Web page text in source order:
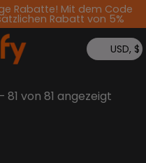
USD, $
81 von 81 angezeigt
Rabatte! Mit dem Code
Rabatt von 5%